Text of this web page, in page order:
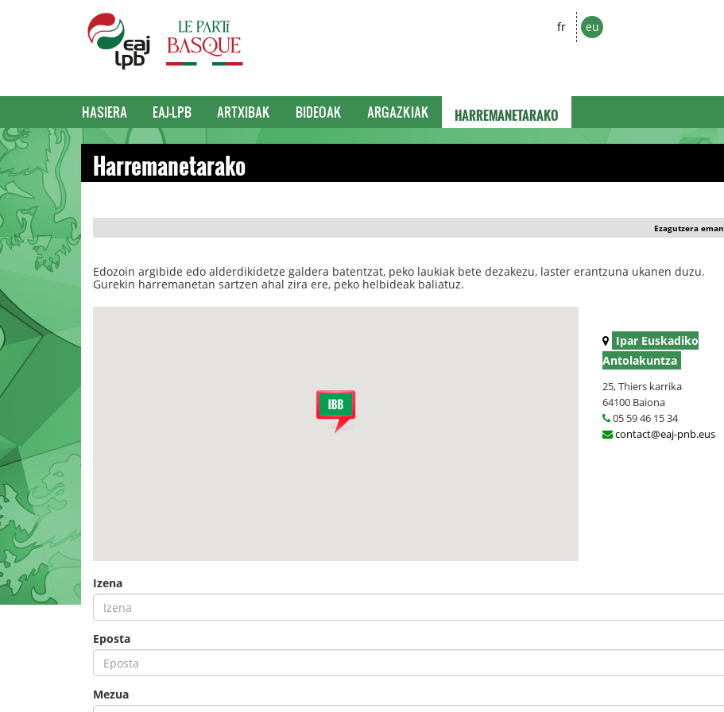
fr eu
HASIERA EAJ-LPB ARTXIBAK BIDEOAK ARGAZKIAK HARREMANETARAKO
Harremanetarako
Ezagutzera eman
Edozoin argibide edo alderdikidetze galdera batentzat, peko laukiak bete dezakezu, laster erantzuna ukanen duzu.
Gurekin harremanetan sartzen ahal zira ere, peko helbideak baliatuz.
Ipar Euskadiko
Antolakuntza
25, Thiers karrika
64100 Baiona
05 59 46 15 34
contact@eaj-pnb.eus
Izena
Eposta
Mezua